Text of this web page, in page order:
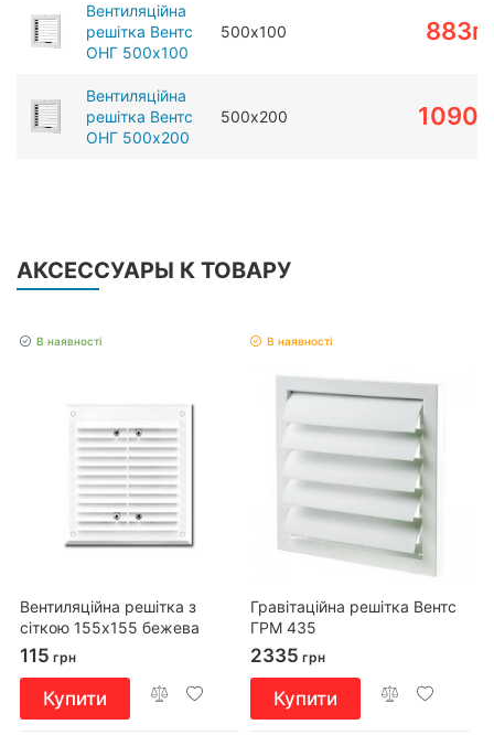
Вентиляційна
решітка Вентс
ОНГ 500х100
500х100 883
Вентиляційна
решітка Вентс
ОНГ 500х200
500х200 1090
АКСЕССУАРЫ К ТОВАРУ
В наявності
Вентиляційна решітка з
сіткою 155x155 бежева
115 грн
Купити
В наявності
Гравітаційна решітка Вентс
ГРМ 435
2335 грн
Купити